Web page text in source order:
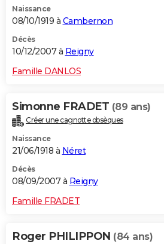
Naissance
08/10/1919 à Cambernon
Décès
10/12/2007 à Reigny
Famille DANLOS
Simonne FRADET (89 ans)
Créer une cagnotte obsèques
Naissance
21/06/1918 à Néret
Décès
08/09/2007 à Reigny
Famille FRADET
Roger PHILIPPON (84 ans)